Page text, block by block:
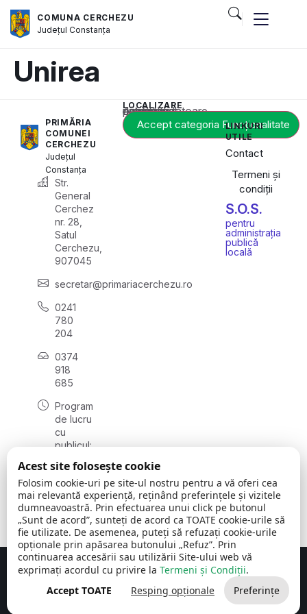
COMUNA CERCHEZU
JudețulConstanța
Unirea
PRIMĂRIA
COMUNEI
CERCHEZU
Județul
Constanța
Str.
General
Cerchez
nr. 28,
Satul
Cerchezu,
907045
secretar@primariacerchezu.ro
0241
780
204
0374
918
685
Program
de lucru
cu
publicul:
08:00 -
16:30
, vineri:
08:00 -
14:00
LOCALIZARE
Acest conținut este blocat până când acceptați categoria corespunzătoare de cookie-uri.
Accept categoria Funcționalitate
LINKURI
UTILE
Contact
Termeni și
condiții
S.O.S.
pentru
administrația
publică
locală
Comuna Cerchezu © 2026Toate drepturile rezervate
Concept realizat de Big Media Relații Publice SRL
Acest site folosește cookie
Folosim cookie-uri pe site-ul nostru pentru a vă oferi cea
mai relevantă experiență, reținând preferințele și vizitele
dumneavoastră. Prin efectuarea unui click pe butonul
„Sunt de acord”, sunteți de acord ca TOATE cookie-urile să
fie utilizate. De asemenea, puteți să refuzați cookie-urile
opționale prin apăsarea butonului „Refuz”. Prin
continuarea accesării sau utilizării Site-ului web vă
exprimați acordul cu privire la Termeni și Condiții.
Accept TOATE
Resping opționale Preferințe